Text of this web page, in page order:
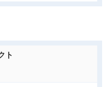
無です。1500㏄のエンジン搭
す。満タンで900キロ以上走
。海から200ｍと近いので塩
ト